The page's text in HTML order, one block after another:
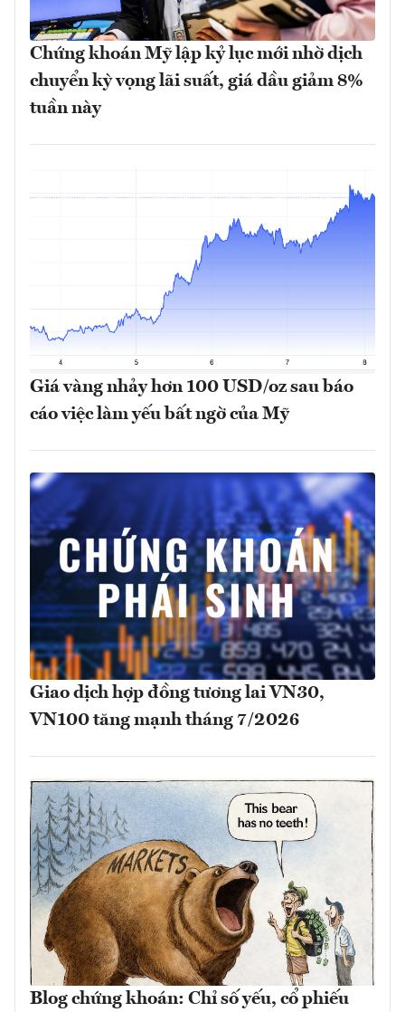
Chứng khoán Mỹ lập kỷ lục mới nhờ dịch
chuyển kỳ vọng lãi suất, giá dầu giảm 8%
tuần này
Giá vàng nhảy hơn 100 USD/oz sau báo
cáo việc làm yếu bất ngờ của Mỹ
Giao dịch hợp đồng tương lai VN30,
VN100 tăng mạnh tháng 7/2026
Blog chứng khoán: Chỉ số yếu, cổ phiếu